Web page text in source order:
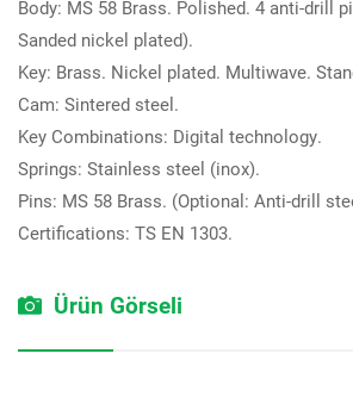
Body: MS 58 Brass. Polished. 4 anti-drill
Sanded nickel plated).
Key: Brass. Nickel plated. Multiwave.
Cam: Sintered steel.
Key Combinations: Digital technology.
Springs: Stainless steel (inox).
Pins: MS 58 Brass. (Optional: Anti-drill
Certifications: TS EN 1303.
Ürün Görseli